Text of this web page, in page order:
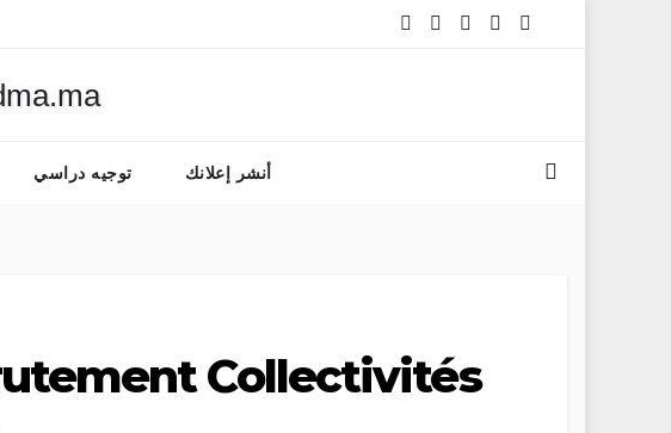
توجيه دراسي أنشر إعلانك
Collectivités